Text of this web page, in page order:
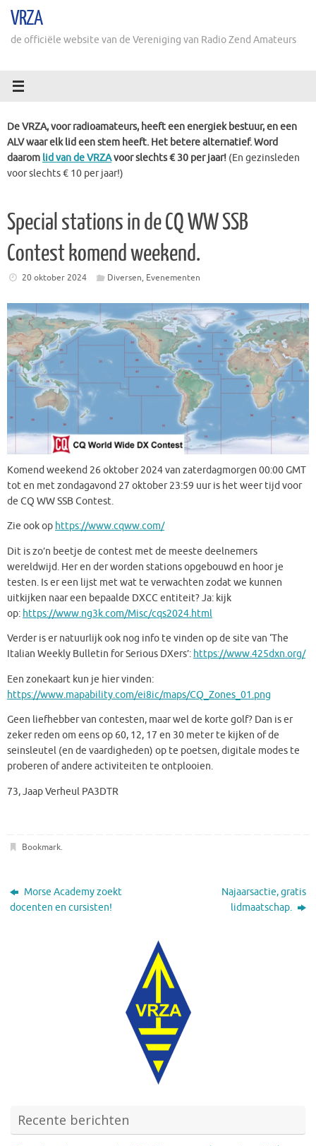
naarVRZA
de officiële website van de Vereniging van Radio Zend Amateurs
De VRZA, voor radioamateurs, heeft een energiek bestuur, en een
ALV waar elk lid een stem heeft. Het betere alternatief. Word
daarom lid van de VRZAvoor slechts € 30 per jaar! (En gezinsleden
voor slechts € 10 per jaar!)
Special stations in de CQ WW SSB
Contest komend weekend.
20 oktober 2024 Diversen, Evenementen
Komend weekend 26 oktober 2024 van zaterdagmorgen 00:00 GMT
tot en met zondagavond 27 oktober 23:59 uur is het weer tijd voor
de CQ WW SSB Contest.
Zie ook op https://www.cqww.com/
Dit is zo’n beetje de contest met de meeste deelnemers
wereldwijd. Her en der worden stations opgebouwd en hoor je
testen. Is er een lijst met wat te verwachten zodat we kunnen
uitkijken naar een bepaalde DXCC entiteit? Ja: kijk
op: https://www.ng3k.com/Misc/cqs2024.html
Verder is er natuurlijk ook nog info te vinden op de site van ‘The
Italian Weekly Bulletin for Serious DXers’: https://www.425dxn.org/
Een zonekaart kun je hier vinden:
https://www.mapability.com/ei8ic/maps/CQ_Zones_01.png
Geen liefhebber van contesten, maar wel de korte golf? Dan is er
zeker reden om eens op 60, 12, 17 en 30 meter te kijken of de
seinsleutel (en de vaardigheden) op te poetsen, digitale modes te
proberen of andere activiteiten te ontplooien.
73, Jaap Verheul PA3DTR
Bookmark.
Morse Academy zoekt
docenten en cursisten!
Najaarsactie, gratis
lidmaatschap.
Recente berichten